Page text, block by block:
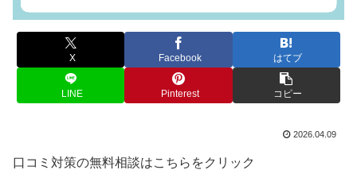
X Facebook はてブ
LINE Pinterest コピー
2026.04.09
口コミ対策の無料相談はこちらをクリック